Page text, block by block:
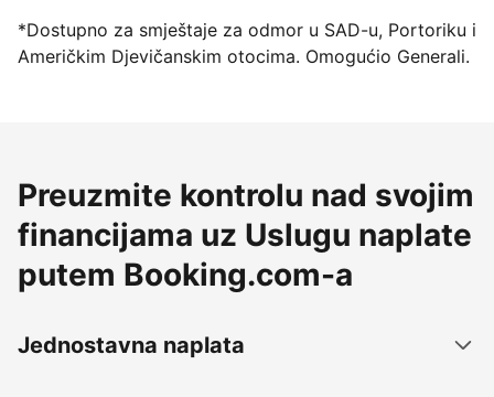
*Dostupno za smještaje za odmor u SAD-u, Portoriku i
Američkim Djevičanskim otocima. Omogućio Generali.
Preuzmite kontrolu nad svojim
financijama uz Uslugu naplate
putem Booking.com-a
Jednostavna naplata